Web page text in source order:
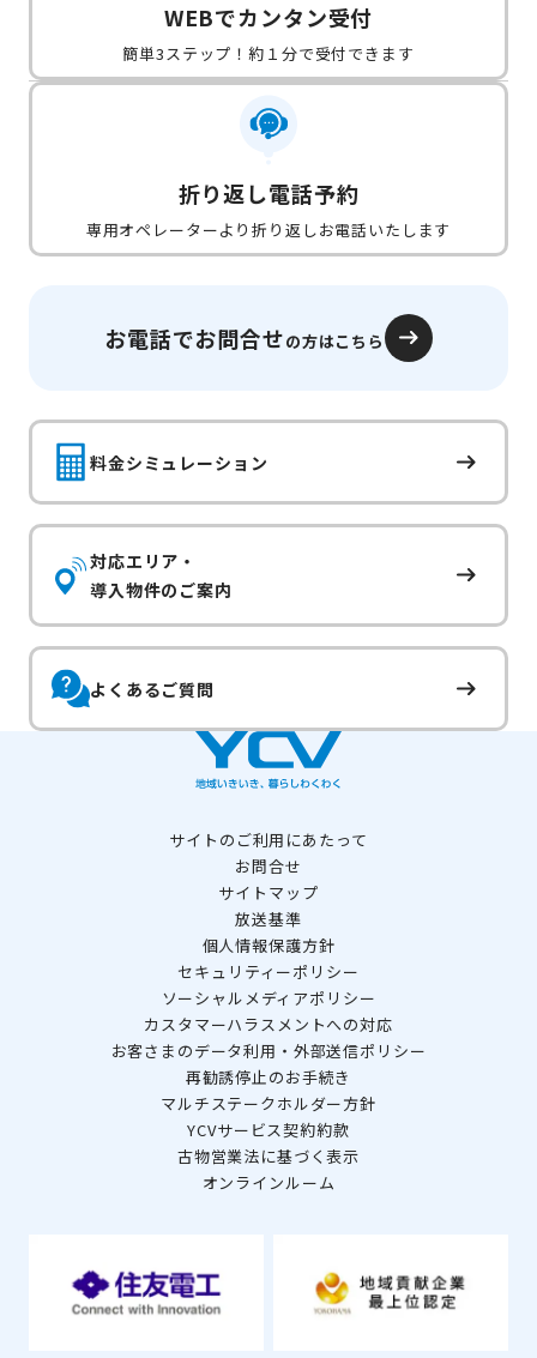
WEBでカンタン受付
簡単3ステップ！約１分で受付できます
折り返し電話予約
専用オペレーターより折り返しお電話いたします
お電話でお問合せの方はこちら
料金シミュレーション
対応エリア・
導入物件のご案内
よくあるご質問
サイトのご利用にあたって
お問合せ
サイトマップ
放送基準
個人情報保護方針
セキュリティーポリシー
ソーシャルメディアポリシー
カスタマーハラスメントへの対応
お客さまのデータ利用・外部送信ポリシー
再勧誘停止のお手続き
マルチステークホルダー方針
YCVサービス契約約款
古物営業法に基づく表示
オンラインルーム